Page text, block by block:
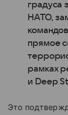
градуса
НАТО,
прямое
рамках
и Deep
Это